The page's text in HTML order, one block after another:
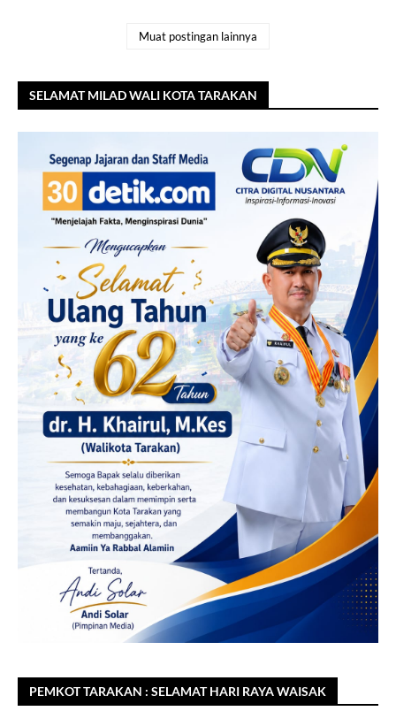
Muat postingan lainnya
SELAMAT MILAD WALI KOTA TARAKAN
PEMKOT TARAKAN : SELAMAT HARI RAYA WAISAK